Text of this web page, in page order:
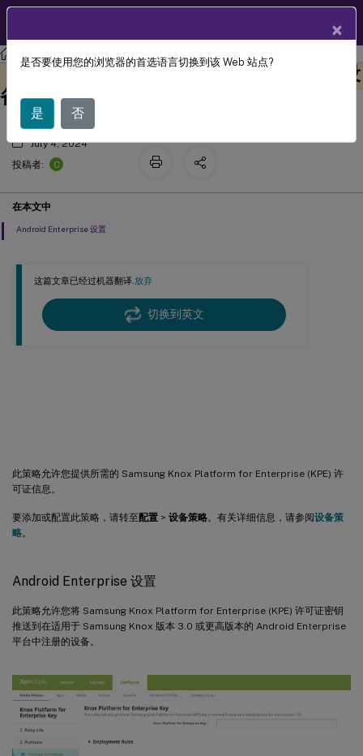
XenMobile Server 当前版本 XenMobile Server
这篇文章已经过机器翻译.放弃
切换到英文
此策略允许您提供所需的 Samsung Knox Platform for Enterprise (KPE) 许
可证信息。
要添加或配置此策略，请转至配置 > 设备策略。有关详细信息，请参阅设备策
略。
Android Enterprise 设置
此策略允许您将 Samsung Knox Platform for Enterprise (KPE) 许可证密钥
推送到在适用于 Samsung Knox 版本 3.0 或更高版本的 Android Enterprise
平台中注册的设备。
“Knox Platform for Enterprise 密钥”设
备策略
July 4, 2024
投稿者:
C
在本文中
Android Enterprise 设置
×
是否要使用您的浏览器的首选语言切换到该 Web 站点?
是 否